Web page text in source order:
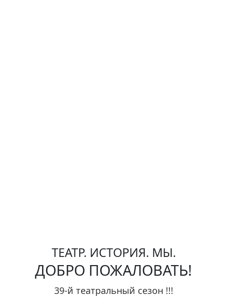
ТЕАТР. ИСТОРИЯ. МЫ.
ДОБРО ПОЖАЛОВАТЬ!
39-й театральный сезон !!!